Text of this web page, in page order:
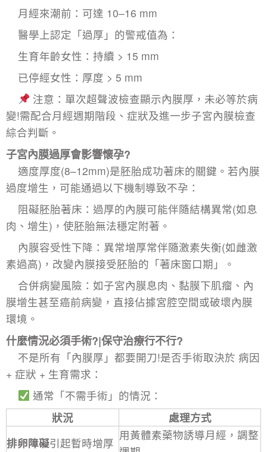
月經來潮前：可達 10–16 mm
醫學上認定「過厚」的警戒值為：
生育年齡女性：持續 > 15 mm
已停經女性：厚度 > 5 mm
注意：單次超聲波檢查顯示內膜厚，未必等於病
變!需配合月經週期階段、症狀及進一步子宮內膜檢查
綜合判斷。
子宮內膜過厚會影響懷孕?
適度厚度(8–12mm)是胚胎成功著床的關鍵。若內膜
過度增生，可能通過以下機制導致不孕：
阻礙胚胎著床：過厚的內膜可能伴隨結構異常(如息
肉、增生)，使胚胎無法穩定附著。
內膜容受性下降：異常增厚常伴隨激素失衡(如雌激
素過高)，改變內膜接受胚胎的「著床窗口期」。
合併病變風險：如子宮內膜息肉、黏膜下肌瘤、內
膜增生甚至癌前病變，直接佔據宮腔空間或破壞內膜
環境。
什麼情況必須手術?|保守治療行不行?
不是所有「內膜厚」都要開刀!是否手術取決於 病因
+ 症狀 + 生育需求：
通常「不需手術」的情況：
狀況
處理方式
排卵障礙引起暫時增厚
用黃體素藥物誘導月經，調整